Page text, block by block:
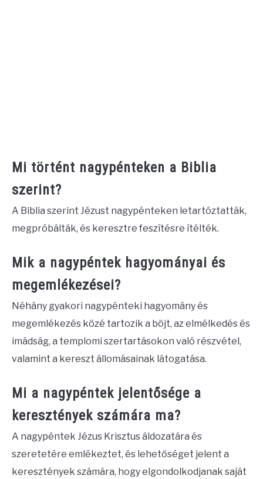
Mi történt nagypénteken a Biblia
szerint?
A Biblia szerint Jézust nagypénteken letartóztatták,
megpróbálták, és keresztre feszítésre ítélték.
Mik a nagypéntek hagyományai és
megemlékezései?
Néhány gyakori nagypénteki hagyomány és
megemlékezés közé tartozik a böjt, az elmélkedés és
imádság, a templomi szertartásokon való részvétel,
valamint a kereszt állomásainak látogatása.
Mi a nagypéntek jelentősége a
keresztények számára ma?
A nagypéntek Jézus Krisztus áldozatára és
szeretetére emlékeztet, és lehetőséget jelent a
keresztények számára, hogy elgondolkodjanak saját